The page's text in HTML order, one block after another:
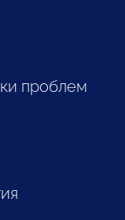
проблем